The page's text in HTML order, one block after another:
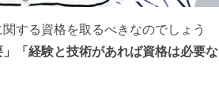
する資格を取るべきなのでしょう
「経験と技術があれば資格は必要な